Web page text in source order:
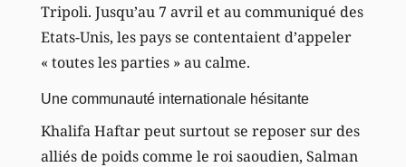
Tripoli. Jusqu’au 7 avril et au communiqué des
Etats-Unis, les pays se contentaient d’appeler
« toutes les parties » au calme.
Une communauté internationale hésitante
Khalifa Haftar peut surtout se reposer sur des
alliés de poids comme le roi saoudien, Salman